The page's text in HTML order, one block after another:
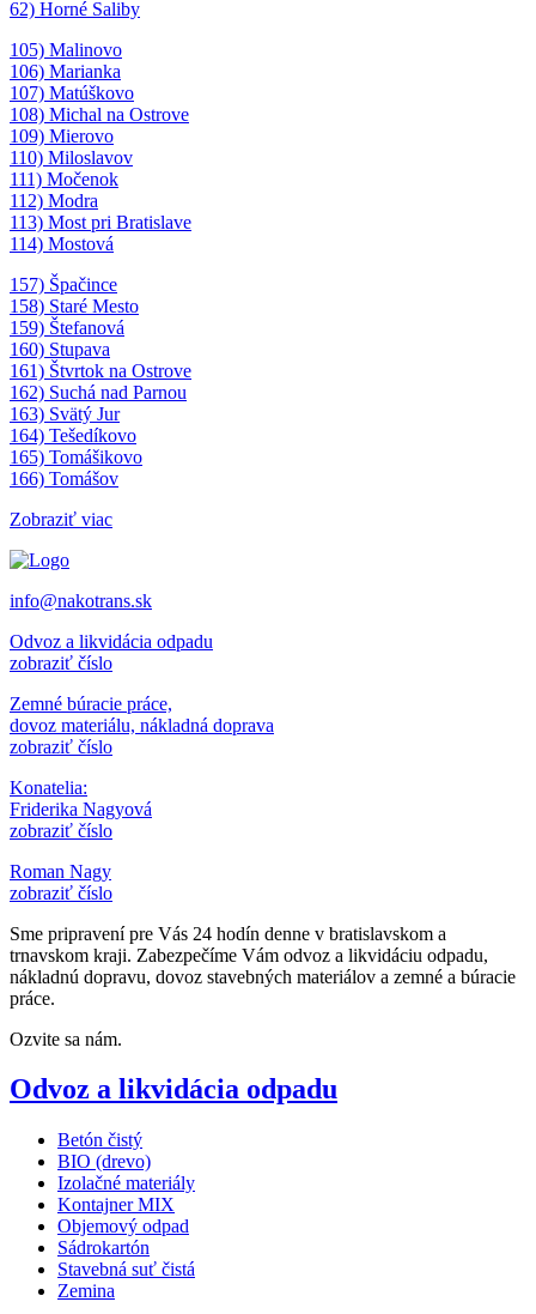
62) Horné Saliby
105) Malinovo
106) Marianka
107) Matúškovo
108) Michal na Ostrove
109) Mierovo
110) Miloslavov
111) Močenok
112) Modra
113) Most pri Bratislave
114) Mostová
157) Špačince
158) Staré Mesto
159) Štefanová
160) Stupava
161) Štvrtok na Ostrove
162) Suchá nad Parnou
163) Svätý Jur
164) Tešedíkovo
165) Tomášikovo
166) Tomášov
Zobraziť viac
info@nakotrans.sk
Odvoz a likvidácia odpadu
zobraziť číslo
Zemné búracie práce,
dovoz materiálu, nákladná doprava
zobraziť číslo
Konatelia:
Friderika Nagyová
zobraziť číslo
Roman Nagy
zobraziť číslo
Sme pripravení pre Vás 24 hodín denne v bratislavskom a
trnavskom kraji. Zabezpečíme Vám odvoz a likvidáciu odpadu,
nákladnú dopravu, dovoz stavebných materiálov a zemné a búracie
práce.
Ozvite sa nám.
Odvoz a likvidácia odpadu
Betón čistý
BIO (drevo)
Izolačné materiály
Kontajner MIX
Objemový odpad
Sádrokartón
Stavebná suť čistá
Zemina